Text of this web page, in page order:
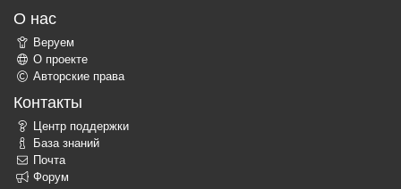
О нас
Веруем
О проекте
Авторские права
Контакты
Центр поддержки
База знаний
Почта
Форум